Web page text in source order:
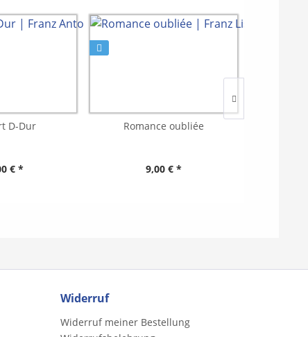
D-Dur
€ *
Romance oubliée
9,00 € *
Widerruf
Widerruf meiner Bestellung